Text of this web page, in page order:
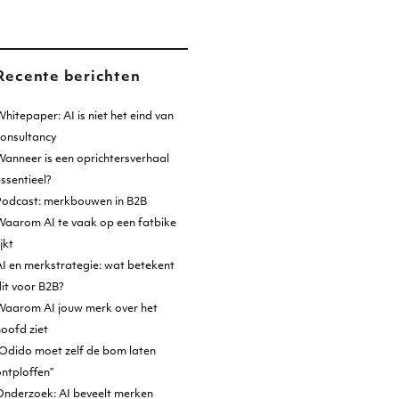
berichten
AI is niet het eind van
is een oprichtersverhaal
merkbouwen in B2B
AI te vaak op een fatbike
en merkstrategie: wat betekent
voor B2B?
AI jouw merk over het
ziet
moet zelf de bom laten
AI beveelt merken